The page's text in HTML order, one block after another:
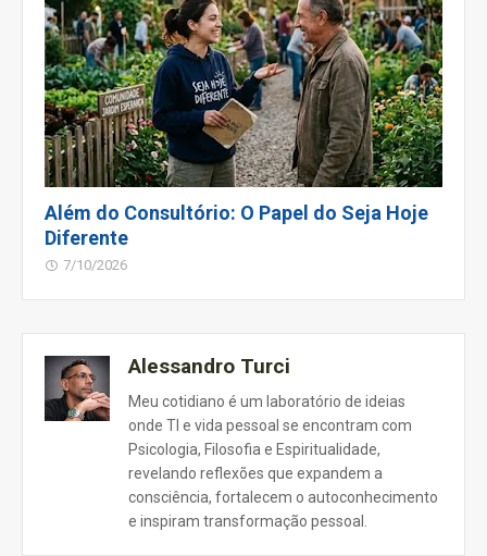
Além do Consultório: O Papel do Seja Hoje
Diferente
7/10/2026
Alessandro Turci
Meu cotidiano é um laboratório de ideias
onde TI e vida pessoal se encontram com
Psicologia, Filosofia e Espiritualidade,
revelando reflexões que expandem a
consciência, fortalecem o autoconhecimento
e inspiram transformação pessoal.